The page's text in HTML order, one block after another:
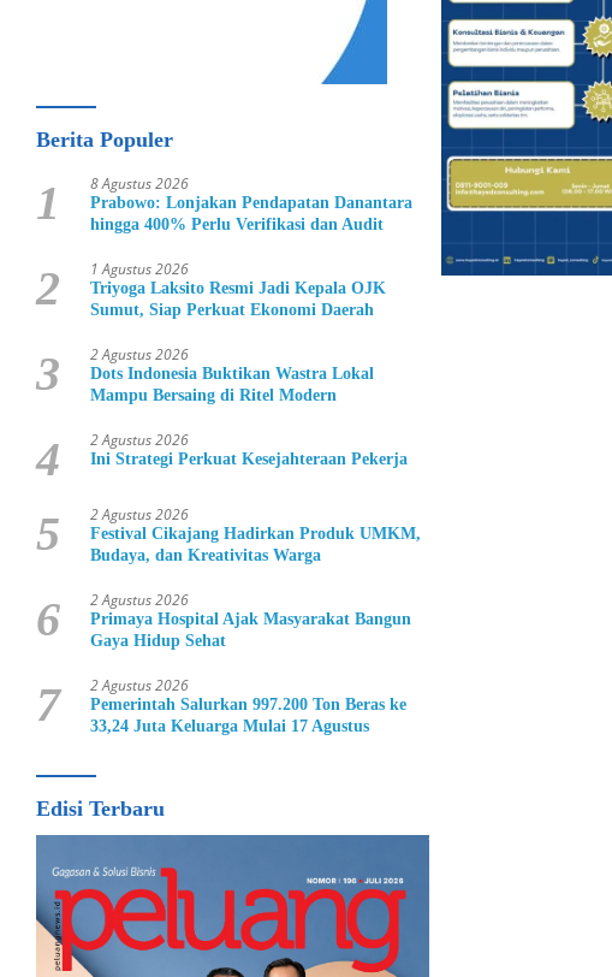
Berita Populer
1 8 Agustus 2026
Prabowo: Lonjakan Pendapatan Danantara
hingga 400% Perlu Verifikasi dan Audit
2 1 Agustus 2026
Triyoga Laksito Resmi Jadi Kepala OJK
Sumut, Siap Perkuat Ekonomi Daerah
3 2 Agustus 2026
Dots Indonesia Buktikan Wastra Lokal
Mampu Bersaing di Ritel Modern
4 2 Agustus 2026
Ini Strategi Perkuat Kesejahteraan Pekerja
5 2 Agustus 2026
Festival Cikajang Hadirkan Produk UMKM,
Budaya, dan Kreativitas Warga
6 2 Agustus 2026
Primaya Hospital Ajak Masyarakat Bangun
Gaya Hidup Sehat
7 2 Agustus 2026
Pemerintah Salurkan 997.200 Ton Beras ke
33,24 Juta Keluarga Mulai 17 Agustus
Edisi Terbaru